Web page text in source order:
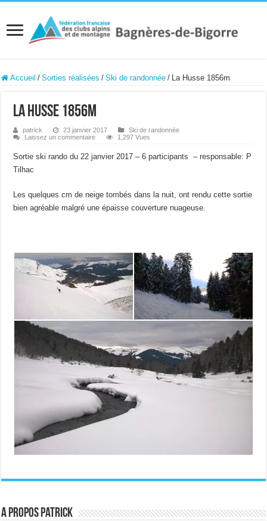
Accueil / Sorties réalisées / Ski de randonnée / La Husse 1856m
La Husse 1856m
patrick 23 janvier 2017
Ski de randonnée
Laissez un commentaire
1,297 Vues
Sortie ski rando du 22 janvier 2017 – 6 participants – responsable: P
Tilhac
Les quelques cm de neige tombés dans la nuit, ont rendu cette sortie
bien agréable malgré une épaisse couverture nuageuse.
A propos patrick